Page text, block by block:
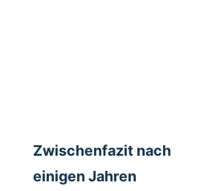
Zwischenfazit nach
einigen Jahren